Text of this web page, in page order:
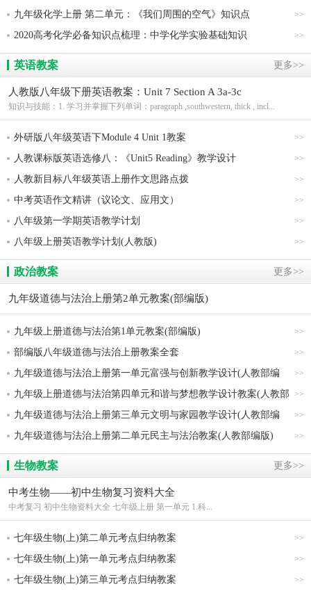
>>
九年级化学上册 第二单元：《我们周围的空气》知识点
>>
2020高考化学必备知识点梳理：中学化学实验基础知识
更多>>
英语教案
人教版八年级下册英语教案：Unit 7 Section A 3a-3c
知识与技能：1. 学习并掌握下列单词：paragraph ,southwestern, thick , incl...
>>
外研版八年级英语下Module 4 Unit 1教案
>>
人教课标版英语选修八：《Unit5 Reading》教学设计
>>
人教新目标八年级英语上册作文思路点拨
>>
中考英语作文精讲（议论文、应用文）
>>
八年级第一学期英语教学计划
>>
八年级上册英语教学计划(人教版)
更多>>
政治教案
九年级道德与法治上册第2单元教案(部编版)
>>
九年级上册道德与法治第1单元教案(部编版)
>>
部编版八年级道德与法治上册教案全套
>>
九年级道德与法治上册第一单元富强与创新教学设计(人教部编
版)
>>
九年级上册道德与法治第四单元和谐与梦想教学设计教案(人教部
编版)
>>
九年级道德与法治上册第三单元文明与家园教学设计(人教部编
版)
>>
九年级道德与法治上册第二单元民主与法治教案(人教部编版)
更多>>
生物教案
中考生物——初中生物复习资料大全
中考复习 初中生物资料大全 七年级上册 第一单元 1.科...
>>
七年级生物(上)第二单元考点归纳教案
>>
七年级生物(上)第一单元考点归纳教案
>>
七年级生物(上)第三单元考点归纳教案